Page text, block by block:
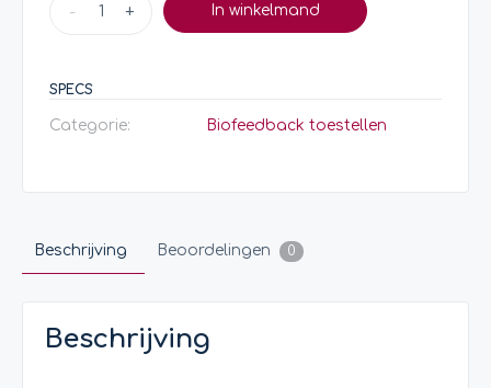
- + In winkelmand
SPECS
Categorie: Biofeedback toestellen
Beschrijving Beoordelingen 0
Beschrijving